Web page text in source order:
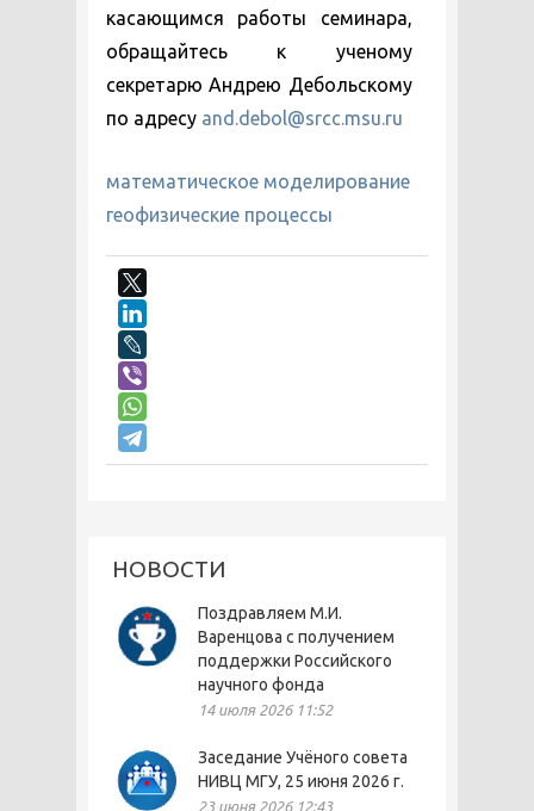
касающимся работы семинара,
обращайтесь к ученому
секретарю Андрею Дебольскому
по адресу and.debol@srcc.msu.ru
математическое моделирование
геофизические процессы
НОВОСТИ
Поздравляем М.И.
Варенцова с получением
поддержки Российского
научного фонда
14 июля 2026 11:52
Заседание Учёного совета
НИВЦ МГУ, 25 июня 2026 г.
23 июня 2026 12:43